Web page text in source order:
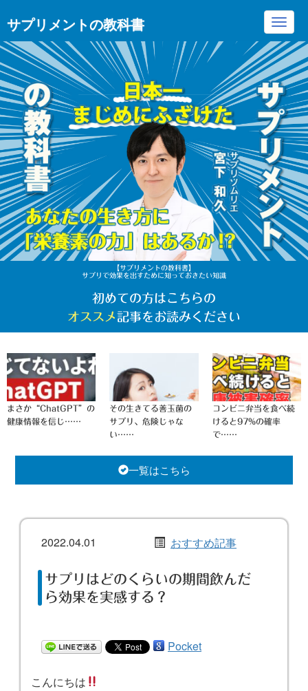
【サプリメントの教科書】
サプリで効果を出すために知っておきたい知識
サプリメントの教科書
初めての方はこちらの
オススメ記事をお読みください
まさか“ChatGPT”の
健康情報を信じ……
その生きてる善玉菌の
サプリ、危険じゃな
い……
コンビニ弁当を食べ続
けると97%の確率
で……
一覧はこちら
2022.04.01 おすすめ記事
サプリはどのくらいの期間飲んだ
ら効果を実感する？
Pocket
こんにちは